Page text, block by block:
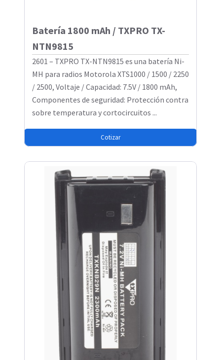
Batería 1800 mAh / TXPRO TX-
NTN9815
2601 – TXPRO TX-NTN9815 es una batería Ni-
MH para radios Motorola XTS1000 / 1500 / 2250
/ 2500, Voltaje / Capacidad: 7.5V / 1800 mAh,
Componentes de seguridad: Protección contra
sobre temperatura y cortocircuitos ...
Cotizar